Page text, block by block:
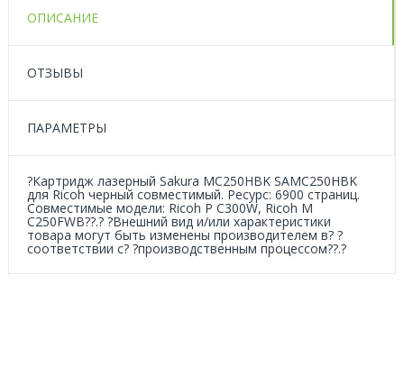
ОПИСАНИЕ
ОТЗЫВЫ
ПАРАМЕТРЫ
?Картридж лазерный Sakura MC250HBK SAMC250HBK
для Ricoh черный совместимый. Ресурс: 6900 страниц.
Совместимые модели: Ricoh P C300W, Ricoh M
C250FWB??.? ?Внешний вид и/или характеристики
товара могут быть изменены производителем в? ?
соответствии с? ?производственным процессом??.?